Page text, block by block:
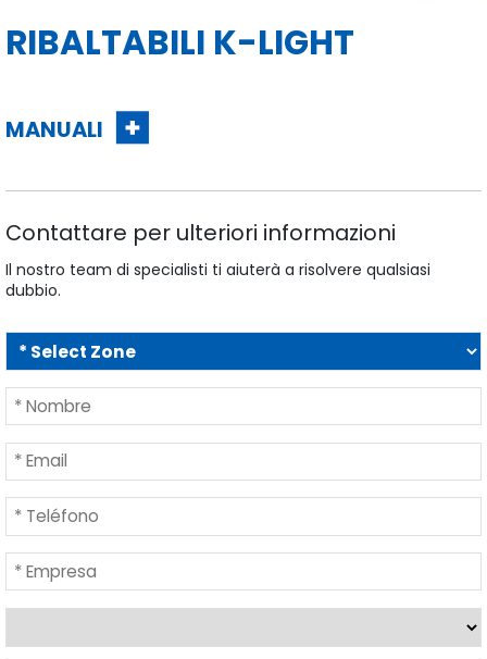
RIBALTABILI K-LIGHT
MANUALI
Contattare per ulteriori informazioni
Il nostro team di specialisti ti aiuterà a risolvere qualsiasi
dubbio.